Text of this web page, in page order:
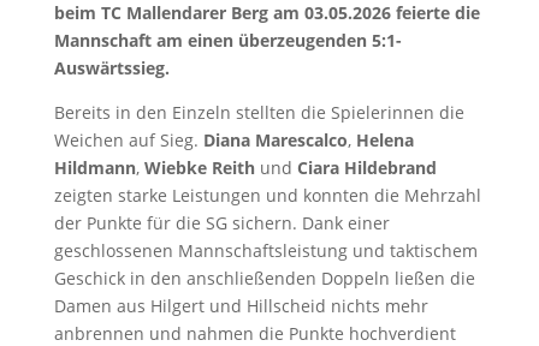
beim TC Mallendarer Berg am 03.05.2026 feierte die
Mannschaft am einen überzeugenden 5:1-
Auswärtssieg.
Bereits in den Einzeln stellten die Spielerinnen die
Weichen auf Sieg. Diana Marescalco, Helena
Hildmann, Wiebke Reithund Ciara Hildebrand
zeigten starke Leistungen und konnten die Mehrzahl
der Punkte für die SG sichern. Dank einer
geschlossenen Mannschaftsleistung und taktischem
Geschick in den anschließenden Doppeln ließen die
Damen aus Hilgert und Hillscheid nichts mehr
anbrennen und nahmen die Punkte hochverdient